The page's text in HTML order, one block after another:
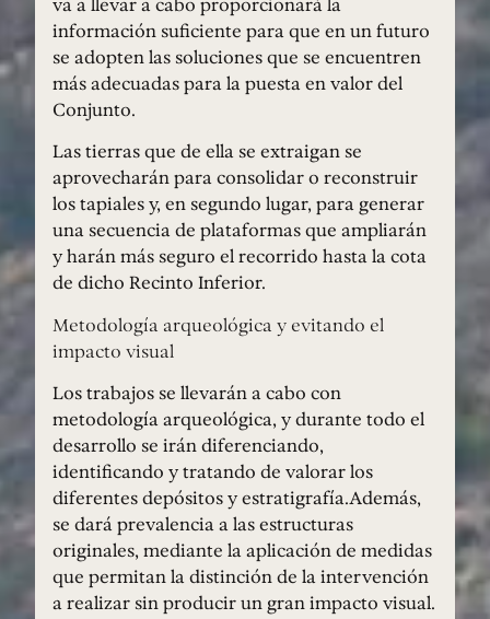
información suficiente para que en un futuro
se adopten las soluciones que se encuentren
más adecuadas para la puesta en valor del
Conjunto.
Las tierras que de ella se extraigan se
aprovecharán para consolidar o reconstruir
los tapiales y, en segundo lugar, para generar
una secuencia de plataformas que ampliarán
y harán más seguro el recorrido hasta la cota
de dicho Recinto Inferior.
Metodología arqueológica y evitando el
impacto visual
Los trabajos se llevarán a cabo con
metodología arqueológica, y durante todo el
desarrollo se irán diferenciando,
identificando y tratando de valorar los
diferentes depósitos y estratigrafía.Además,
se dará prevalencia a las estructuras
originales, mediante la aplicación de medidas
que permitan la distinción de la intervención
a realizar sin producir un gran impacto visual.